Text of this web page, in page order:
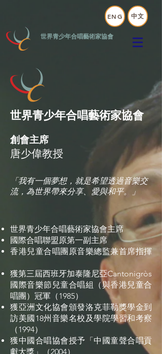
ENG 中文
世界青少年合唱藝術家協會
世界青少年合唱藝術家協會
創會主席
唐少偉教授
「我有一個夢想，就是希望透過音樂交
流，為世界帶來分享、愛與和平。」
世界青少年合唱藝術家協會主席
國際合唱聯盟原第一副主席
香港兒童合唱團原音樂總監兼首席指揮
獲第三屆西班牙加泰隆尼亞Cantonigròs
國際音樂節兒童合唱組（與香港兒童合
唱團）冠軍（1985）
獲亞洲文化協會頒發洛克菲勒獎學金到
訪美國18州音樂名校及學院學習和考察
（1994）
獲中國合唱協會授予「中國童聲合唱貢
獻大獎」（2004）